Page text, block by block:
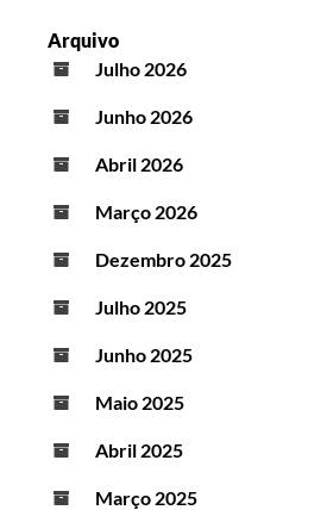
Arquivo
Julho 2026
Junho 2026
Abril 2026
Março 2026
Dezembro 2025
Julho 2025
Junho 2025
Maio 2025
Abril 2025
Março 2025